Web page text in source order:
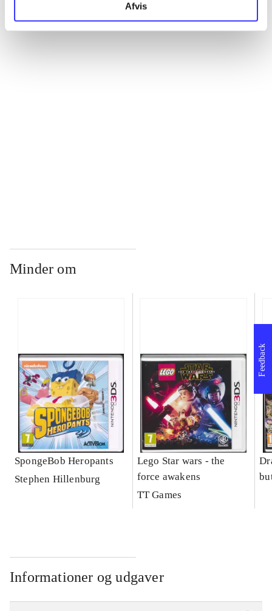
Afvis
...
Minder om
SpongeBob Heropants
Stephen Hillenburg
Lego Star wars - the
force awakens
TT Games
Informationer og udgaver
Feedback